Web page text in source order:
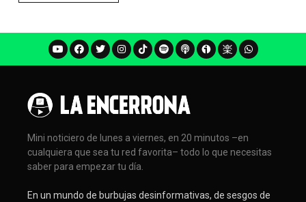
Mini noticiero de lunes a viernes, en 20 minutos –en
cualquiera que sea tu red favorita– todo lo que necesitas
saber para empezar tu día.
En un mundo de burbujas desinformativas, de sesgos de